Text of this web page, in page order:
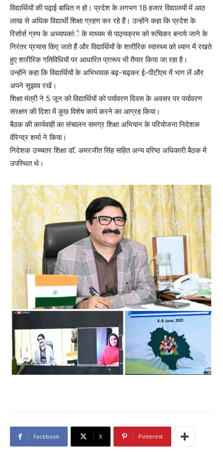
विद्यार्थियों की पढ़ाई बाधित न हो। प्रदेश के लगभग 18 हजार विद्यालयों में आठ
लाख से अधिक विद्यार्थी शिक्षा ग्रहण कर रहे हैं। उन्होंने कहा कि प्रदेश के
रिसोर्स ग्रुप के अध्यापकांे के माध्यम से पाठ्यक्रम को रूचिकर बनाये जाने के
निरंतर प्रयास किए जाते हैं और विद्यार्थियों के शारीरिक स्वास्थ्य को ध्यान में रखते
हुए शारीरिक गतिविधियों पर आधारित प्रारूप भी तैयार किया जा रहा है।
उन्होंने कहा कि विद्यार्थियों के अभिभावक बढ़-चढ़कर ई-पीटीएम में भाग लें और
अपने सुझाव रखें।
शिक्षा मंत्री ने 5 जून को विद्यार्थियों को पर्यावरण दिवस के अवसर पर पर्यावरण
संरक्षण की दिशा में कुछ विशेष कार्य करने का आग्रह किया।
बैठक की कार्यवाही का संचालन समग्र शिक्षा अभियान के परियोजना निदेशक
वीरेन्द्र शर्मा ने किया।
निदेशक उच्चतर शिक्षा डाॅ. अमरजीत सिंह सहित अन्य वरिष्ठ अधिकारी बैठक में
उपस्थित थे।
Facebook X Pinterest